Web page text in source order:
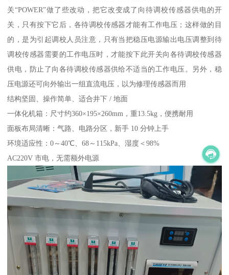
关“POWER”做了些改动，把它改变成了向待调校传感器供电的开
关，只有按下它后，各待调校传感器才能有工作电压；这样做的目
的，是为引起调校人员注意，只有当把稳压电源输出电压调整到待
调校传感器需要的工作电压时，才能按下此开关向各待调校传感器
供电，防止了向各待调校传感器供给不适当的工作电压。另外，稳
压电源还可向外输出一组直流电压，以为修理传感器而用
结构坚固、操作简单、适合井下 / 地面
一体化机箱：尺寸约360×195×260mm，重13.5kg，便携耐用
面板布局清晰：气路、电路分区，新手 10 分钟上手
环境适应性：0～40℃、68～115kPa、湿度＜98%
AC220V 市电，无需额外电源